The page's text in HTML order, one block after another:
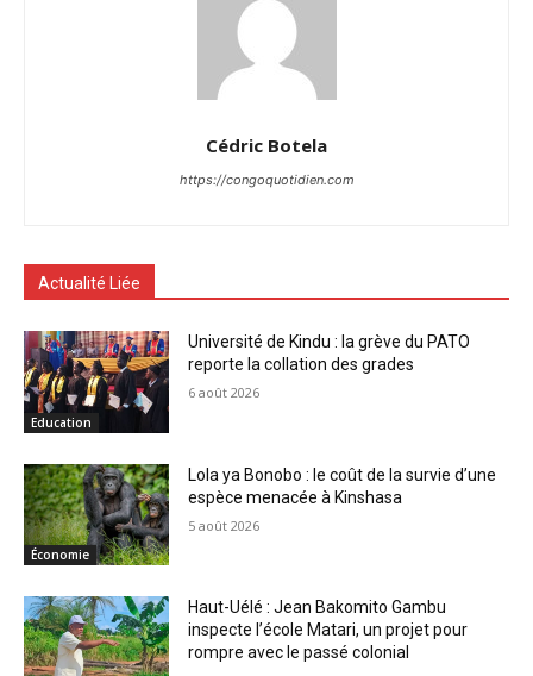
Cédric Botela
https://congoquotidien.com
Actualité Liée
Education
Université de Kindu : la grève du PATO
reporte la collation des grades
6 août 2026
Économie
Lola ya Bonobo : le coût de la survie d’une
espèce menacée à Kinshasa
5 août 2026
Haut-Uélé : Jean Bakomito Gambu
inspecte l’école Matari, un projet pour
rompre avec le passé colonial